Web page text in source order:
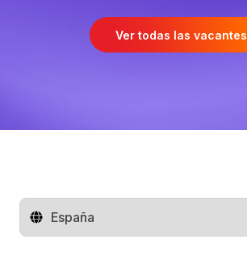
Ver todas las vacantes
Cambiar de región